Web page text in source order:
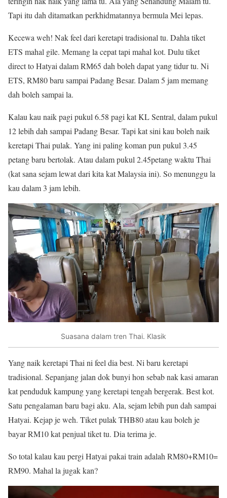
Tapi itu dah ditamatkan perkhidmatannya bermula Mei lepas.
Kecewa weh! Nak feel dari keretapi tradisional tu. Dahla tiket
ETS mahal gile. Memang la cepat tapi mahal kot. Dulu tiket
direct to Hatyai dalam RM65 dah boleh dapat yang tidur tu. Ni
ETS, RM80 baru sampai Padang Besar. Dalam 5 jam memang
dah boleh sampai la.
Kalau kau naik pagi pukul 6.58 pagi kat KL Sentral, dalam pukul
12 lebih dah sampai Padang Besar. Tapi kat sini kau boleh naik
keretapi Thai pulak. Yang ini paling koman pun pukul 3.45
petang baru bertolak. Atau dalam pukul 2.45petang waktu Thai
(kat sana sejam lewat dari kita kat Malaysia ini). So menunggu la
kau dalam 3 jam lebih.
Suasana dalam tren Thai. Klasik
Yang naik keretapi Thai ni feel dia best. Ni baru keretapi
tradisional. Sepanjang jalan dok bunyi hon sebab nak kasi amaran
kat penduduk kampung yang keretapi tengah bergerak. Best kot.
Satu pengalaman baru bagi aku. Ala, sejam lebih pun dah sampai
Hatyai. Kejap je weh. Tiket pulak THB80 atau kau boleh je
bayar RM10 kat penjual tiket tu. Dia terima je.
So total kalau kau pergi Hatyai pakai train adalah RM80+RM10=
RM90. Mahal la jugak kan?